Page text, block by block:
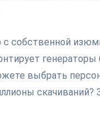
с собственной
генераторы
выбрать
скачиваний?